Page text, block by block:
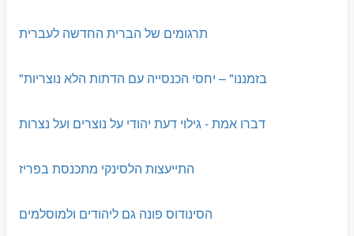
תרגומים של הברית החדשה לעברית
"בזמננו" – יחסי הכנסייה עם הדתות הלא נוצריות
דברו אמת - גילוי דעת יהודי על נוצרים ועל נצרות
התייעצות הלסינקי מתכנסת בפריז
הסינודוס פונה גם ליהודים ולמוסלמים